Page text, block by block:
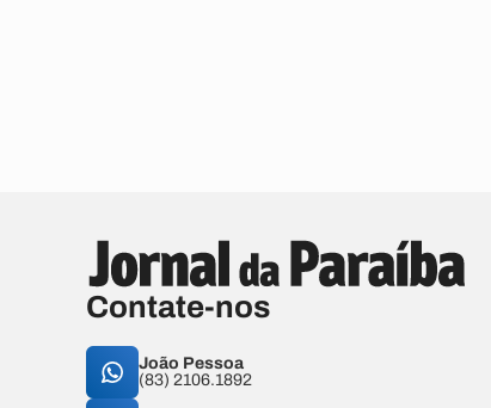
Contate-nos
João Pessoa
(83) 2106.1892